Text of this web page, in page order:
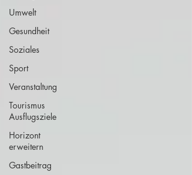
Umwelt
Gesundheit
Soziales
Sport
Veranstaltung
Tourismus
Ausflugsziele
Horizont
erweitern
Gastbeitrag